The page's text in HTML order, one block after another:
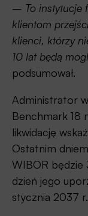
– To instytucje
klientom
klienci, którzy
10 lat będą
podsumował.
Administrator
Benchmark 18
likwidację
Ostatnim
WIBOR będzie
dzień jego
stycznia 2037 r.